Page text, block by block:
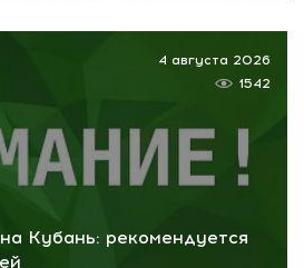
Кубань: рекомендуется
4 августа 2026
1542